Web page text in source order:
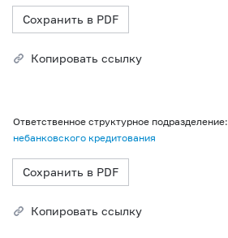
Сохранить в PDF
Копировать ссылку
Ответственное структурное подразделение:
небанковского кредитования
Сохранить в PDF
Копировать ссылку